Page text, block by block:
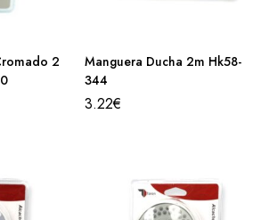
2
Manguera Ducha 2m Hk58-
344
3.22€